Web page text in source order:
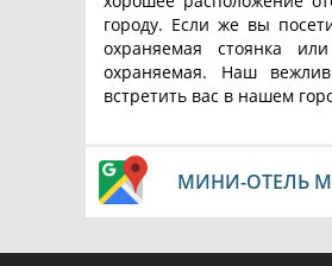
городу. Если же вы
охраняемая стоянка
охраняемая. Наш
встретить вас в нашем
МИНИ-ОТЕЛЬ